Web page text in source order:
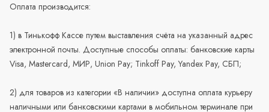
Оплата производится:
1) в Тинькофф Кассе путем выставления счёта на указанный адрес
электронной почты. Доступные способы оплаты: банковские карты
Visa, Mastercard, МИР, Union Pay; Tinkoff Pay, Yandex Pay, СБП;
2) для товаров из категории «В наличии» доступна оплата курьеру
наличными или банковскими картами в мобильном терминале при